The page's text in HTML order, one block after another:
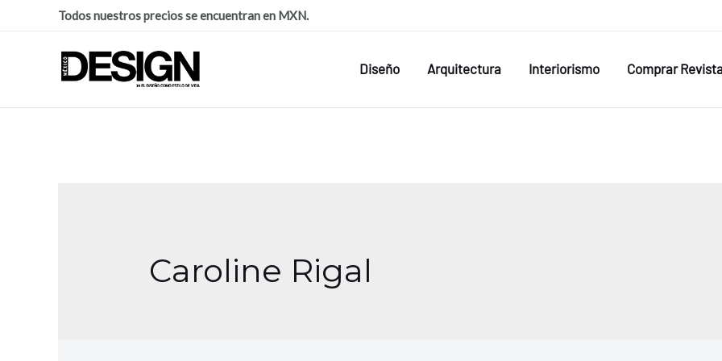
Todos nuestros precios se encuentran en MXN.
Diseño Arquitectura Interiorismo Comprar
Caroline Rigal